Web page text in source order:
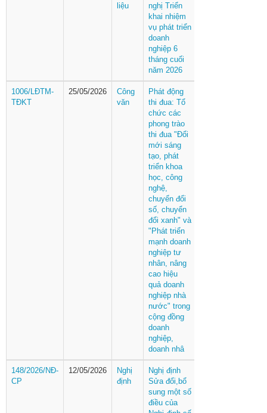
liệu
nghị Triển
khai nhiệm
vụ phát triển
doanh
nghiệp 6
tháng cuối
năm 2026
1006/LĐTM-
TĐKT
25/05/2026
Công
văn
Phát động
thi đua: Tổ
chức các
phong trào
thi đua "Đổi
mới sáng
tạo, phát
triển khoa
học, công
nghệ,
chuyển đổi
số, chuyển
đổi xanh" và
"Phát triển
mạnh doanh
nghiệp tư
nhân, nâng
cao hiệu
quả doanh
nghiệp nhà
nước" trong
cộng đồng
doanh
nghiệp,
doanh nhâ
148/2026/NĐ-
CP
12/05/2026
Nghị
định
Nghị định
Sửa đổi,bổ
sung một số
điều của